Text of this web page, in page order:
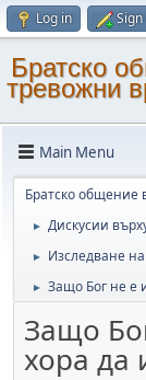
Log in
Братско
тревожни
Main Menu
Братско общение
► Дискусии
► Изследване
► Защо Бог не е
Защо
хора да